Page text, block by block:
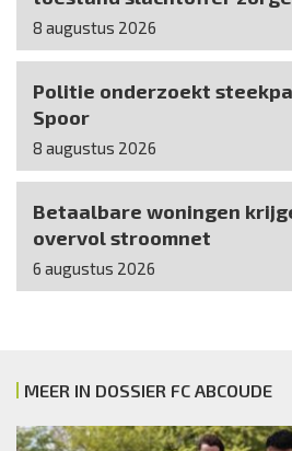
8 augustus 2026
Politie onderzoekt
Spoor
8 augustus 2026
Betaalbare woningen
overvol stroomnet
6 augustus 2026
MEER IN DOSSIER FC ABCOUDE